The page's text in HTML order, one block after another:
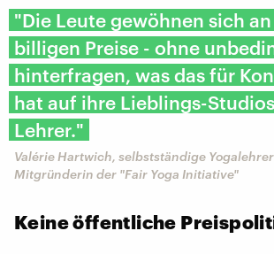
"Die Leute gewöhnen sich
billigen Preise - ohne
hinterfragen, was das für
hat auf ihre Lieblings-
Lehrer."
Valérie Hartwich, selbstständige
Mitgründerin der "Fair Yoga Initiative"
Keine öffentliche